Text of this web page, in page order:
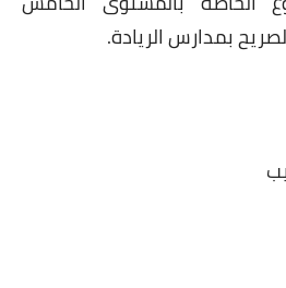
بمدارس الريادة.